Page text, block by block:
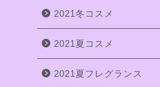
2021冬コスメ
2021夏コスメ
2021夏フレグランス